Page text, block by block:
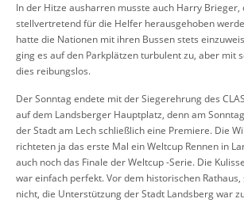
In der Hitze ausharren musste auch Harry Brieger,
stellvertretend für die Helfer herausgehoben
hatte die Nationen mit ihren Bussen stets
ging es auf den Parkplätzen turbulent zu, aber mit
dies reibungslos.
Der Sonntag endete mit der Siegerehrung des
auf dem Landsberger Hauptplatz, denn am
der Stadt am Lech schließlich eine Premiere. Die
richteten ja das erste Mal ein Weltcup Rennen in
auch noch das Finale der Weltcup -Serie. Die
war einfach perfekt. Vor dem historischen
nicht, die Unterstützung der Stadt Landsberg war